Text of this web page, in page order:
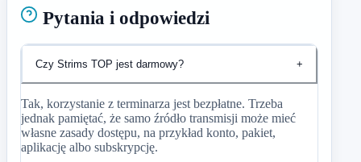
Pytania i odpowiedzi
Czy Strims TOP jest darmowy? +
Tak, korzystanie z terminarza jest bezpłatne. Trzeba
jednak pamiętać, że samo źródło transmisji może mieć
własne zasady dostępu, na przykład konto, pakiet,
aplikację albo subskrypcję.